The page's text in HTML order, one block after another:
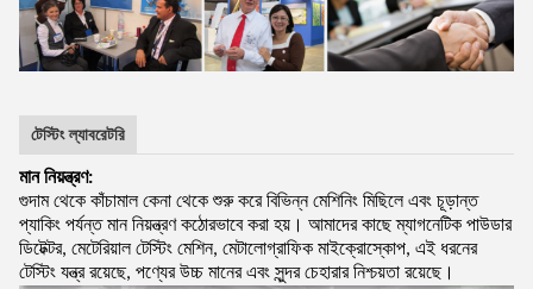
টেস্টিং ল্যাবরেটরি
মান নিয়ন্ত্রণ:
গুদাম থেকে কাঁচামাল কেনা থেকে শুরু করে বিভিন্ন মেশিনিং মিছিলে এবং চূড়ান্ত
প্যাকিং পর্যন্ত মান নিয়ন্ত্রণ কঠোরভাবে করা হয়। আমাদের কাছে ম্যাগনেটিক পাউডার
ডিটেক্টর, মেটেরিয়াল টেস্টিং মেশিন, মেটালোগ্রাফিক মাইক্রোস্কোপ, এই ধরনের
টেস্টিং যন্ত্র রয়েছে, পণ্যের উচ্চ মানের এবং সুন্দর চেহারার নিশ্চয়তা রয়েছে।